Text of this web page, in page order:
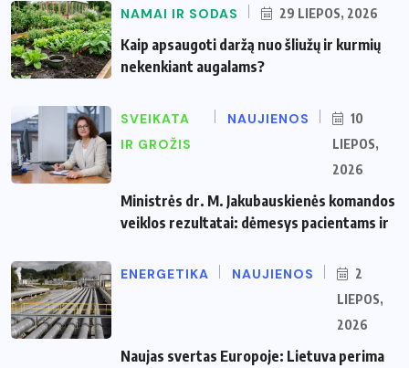
NAMAI IR SODAS 29 LIEPOS, 2026
Kaip apsaugoti daržą nuo šliužų ir kurmių
nekenkiant augalams?
SVEIKATA
IR GROŽIS
NAUJIENOS
10
LIEPOS,
2026
Ministrės dr. M. Jakubauskienės komandos
veiklos rezultatai: dėmesys pacientams ir
ENERGETIKA NAUJIENOS
2
LIEPOS,
2026
Naujas svertas Europoje: Lietuva perima